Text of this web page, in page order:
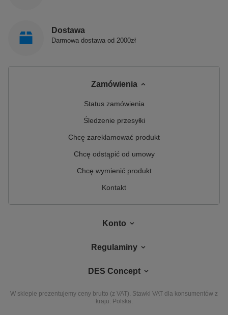
Dostawa
Darmowa dostawa od 2000zł
Zamówienia
Status zamówienia
Śledzenie przesyłki
Chcę zareklamować produkt
Chcę odstąpić od umowy
Chcę wymienić produkt
Kontakt
Konto
Regulaminy
DES Concept
W sklepie prezentujemy ceny brutto (z VAT). Stawki VAT dla konsumentów z
kraju: Polska.